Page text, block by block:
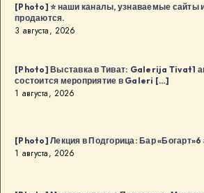
[Photo] ⭐️ наши каналы, узнаваемые сайты
продаются.
3 августа, 2026
[Photo] Выставка в Тиват: Galerija Tivat1
состоится мероприятие в Galeri […]
1 августа, 2026
[Photo] Лекция в Подгорица: Бар «Богарт»6
1 августа, 2026